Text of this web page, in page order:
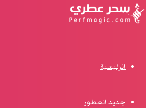
الرئيسية
جديد العطور